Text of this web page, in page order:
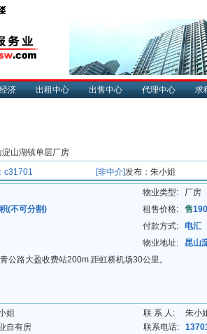
济 出租中心 出售中心 代理中心 求
淀山湖镇单层厂房
c31701 [非中介]发布：朱小姐
物业类型:
厂房
(不可分割) 租售价格: 售
付款方式:
电汇
物业地址:
昆山
公路大盈收费站200m.距虹桥机场30公里。
姐 联 系 人:
朱小
自有房 联系电话: